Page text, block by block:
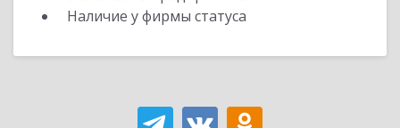
Наличие у фирмы статуса